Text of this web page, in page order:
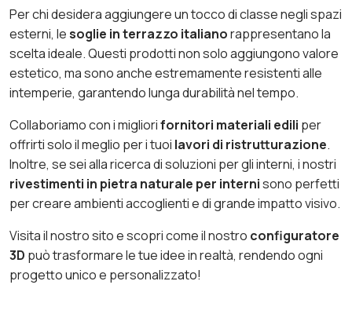
Per chi desidera aggiungere un tocco di classe negli spazi
esterni, lesoglie in terrazzo italianorappresentano la
scelta ideale. Questi prodotti non solo aggiungono valore
estetico, ma sono anche estremamente resistenti alle
intemperie, garantendo lunga durabilità nel tempo.
Collaboriamo con i migliorifornitori materiali edili per
offrirti solo il meglio per i tuoi lavori di ristrutturazione.
Inoltre, se sei alla ricerca di soluzioni per gli interni, i nostri
rivestimenti in pietra naturale per internisono perfetti
per creare ambienti accoglienti e di grande impatto visivo.
Visita il nostro sito e scopri come il nostro configuratore
3D può trasformare le tue idee in realtà, rendendo ogni
progetto unico e personalizzato!